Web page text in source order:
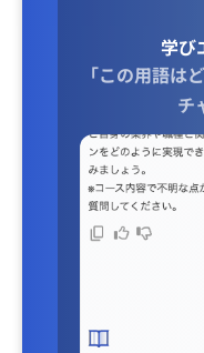
学び
「この用語は
チ